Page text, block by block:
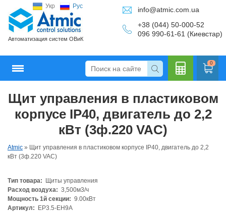
Укр Рус
Автоматизация систем ОВиК
info@atmic.com.ua
+38 (044) 50-000-52
096 990-61-61 (Киевстар)
0
Щит управления в пластиковом
корпусе IP40, двигатель до 2,2
кВт (3ф.220 VAC)
Atmic » Щит управления в пластиковом корпусе IP40, двигатель до 2,2
кВт (3ф.220 VAC)
Тип товара:
Щиты управления
Расход воздуха: 3,500м3/ч
Мощность 1й секции: 9.00кВт
Артикул:
EP3.5-EH9A